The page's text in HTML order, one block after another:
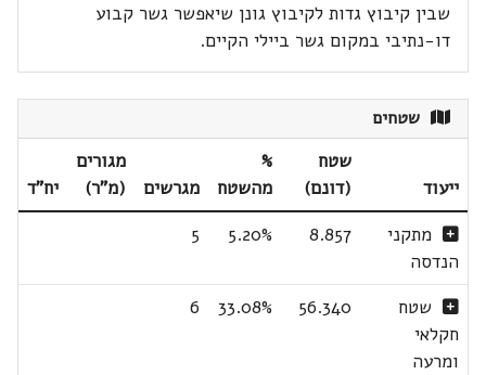
שבין קיבוץ גדות לקיבוץ גונן שיאפשר גשר קבוע
דו-נתיבי במקום גשר ביילי הקיים.
שטחים
ייעוד
שטח
(דונם)
%
מהשטח
מגרשים
מגורים
(מ"ר)
יח"ד
מתקני
הנדסה
8.857
5.20%
5
שטח
חקלאי
ומרעה
56.340
33.08%
6